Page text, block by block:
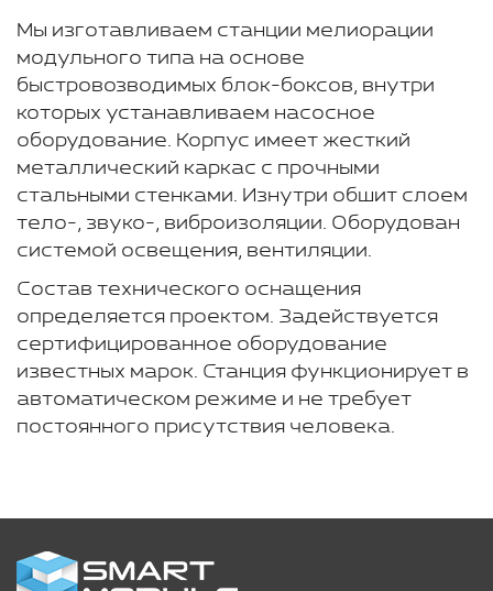
Мы изготавливаем станции мелиорации
модульного типа на основе
быстровозводимых блок-боксов, внутри
которых устанавливаем насосное
оборудование. Корпус имеет жесткий
металлический каркас с прочными
стальными стенками. Изнутри обшит слоем
тело-, звуко-, виброизоляции. Оборудован
системой освещения, вентиляции.
Состав технического оснащения
определяется проектом. Задействуется
сертифицированное оборудование
известных марок. Станция функционирует в
автоматическом режиме и не требует
постоянного присутствия человека.